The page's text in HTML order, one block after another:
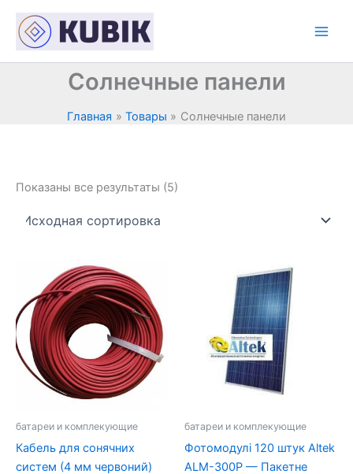
содержимому
Солнечные панели
Главная Товары Солнечные панели
Показаны все результаты (5)
батареи и комплекующие
Кабель для сонячних
систем (4 мм червоний)
батареи и комплекующие
Фотомодулі 120 штук Altek
ALM-300P — Пакетне